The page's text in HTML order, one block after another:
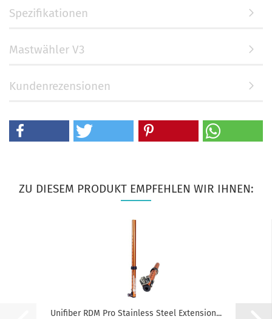
Spezifikationen
Mastwähler V3
Kundenrezensionen
ZU DIESEM PRODUKT EMPFEHLEN WIR IHNEN:
Unifiber RDM Pro Stainless Steel Extension...